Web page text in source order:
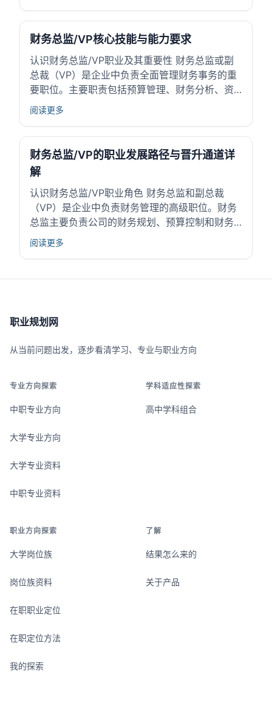
职业匹配关系直接影响工作表现和职业满意度。
财务总监需要具备特定的个性特点和能力，才能
有效...
财务总监/VP核心技能与能力要求
认识财务总监/VP职业及其重要性 财务总监或副
总裁（VP）是企业中负责全面管理财务事务的重
要职位。主要职责包括预算管理、财务分析、资
金调度等。这个职位直接支持企业的运营和战略
监/VP的作用在于帮助企业实现财务目标，提升经
济效益和市场竞争力。 作为连接财务部门与...
阅读更多
财务总监/VP的职业发展路径与晋升通道详
解
认识财务总监/VP职业角色 财务总监和副总裁
（VP）是企业中负责财务管理的高级职位。财务
总监主要负责公司的财务规划、预算控制和财务
报告，确保资金使用合理、风险可控。副总裁则
效益，影响公司整体运营状况。随着企业对财务...
阅读更多
职业规划网
从当前问题出发，逐步看清学习、专业与职业方向
专业方向探索
中职专业方向
大学专业方向
大学专业资料
中职专业资料
学科适应性探索
高中学科组合
职业方向探索
大学岗位族
岗位族资料
在职职业定位
在职定位方法
我的探索
了解
结果怎么来的
关于产品